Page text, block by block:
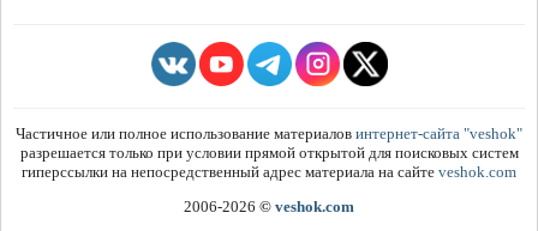
Частичное или полное использование материалов интернет-сайта "veshok"
разрешается только при условии прямой открытой для поисковых систем
гиперссылки на непосредственный адрес материала на сайте veshok.com
2006-2026 © veshok.com